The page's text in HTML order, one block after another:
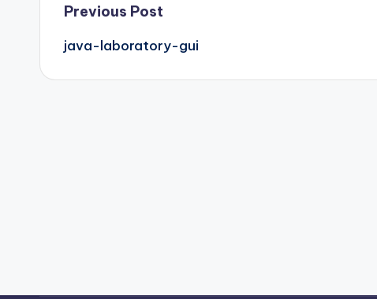
Post
navigation
Previous Post
java-laboratory-gui